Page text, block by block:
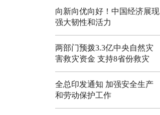
向新向优向好！中国经济展现
强大韧性和活力
两部门预拨3.3亿中央自然灾
害救灾资金 支持8省份救灾
全总印发通知 加强安全生产
和劳动保护工作